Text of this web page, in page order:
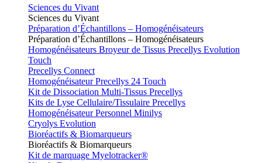
Sciences du Vivant
Sciences du Vivant
Préparation d’Échantillons – Homogénéisateurs
Préparation d’Échantillons – Homogénéisateurs
Homogénéisateurs Broyeur de Tissus Precellys Evolution
Touch
Precellys Connect
Homogénéisateur Precellys 24 Touch
Kit de Dissociation Multi-Tissus Precellys
Kits de Lyse Cellulaire/Tissulaire Precellys
Homogénéisateur Personnel Minilys
Cryolys Evolution
Bioréactifs & Biomarqueurs
Bioréactifs & Biomarqueurs
Kit de marquage Myelotracker®